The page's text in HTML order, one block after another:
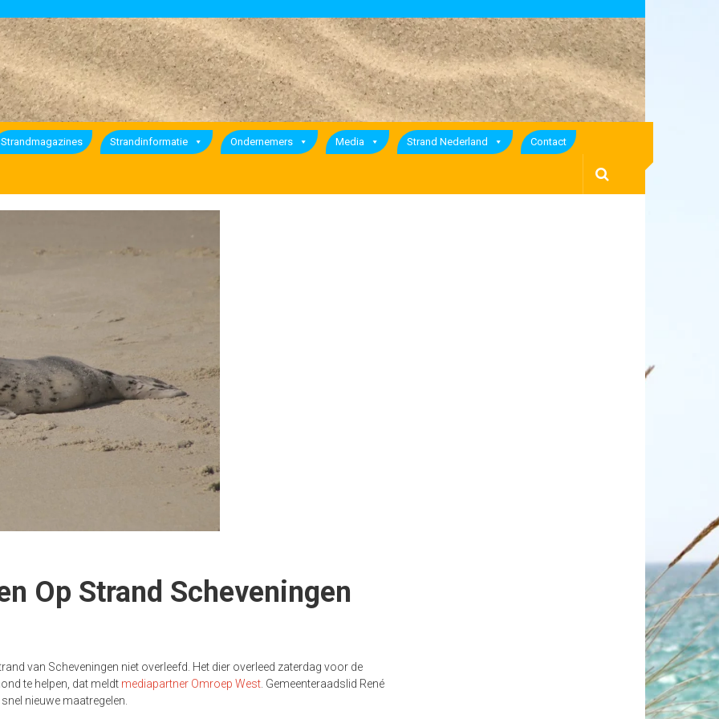
Strandmagazines Strandinformatie Ondernemers Media Strand Nederland Contact
Op Strand Scheveningen
van Scheveningen niet overleefd. Het dier overleed zaterdag voor de
te helpen, dat meldt mediapartner Omroep West . Gemeenteraadslid René
nieuwe maatregelen.